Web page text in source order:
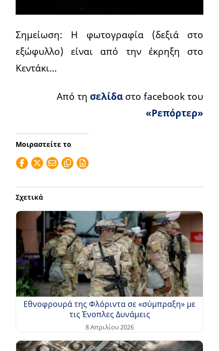
Σημείωση: Η φωτογραφία (δεξιά στο
εξώφυλλο) είναι από την έκρηξη στο
Κεντάκι…
Από τη σελίδα στο facebook του
«Ρεπόρτερ»
Μοιραστείτε το
Σχετικά
Εθνοφρουρά της Φλόριντα σε «σύμπραξη» με
τις Ένοπλες Δυνάμεις
8 Απριλίου 2026